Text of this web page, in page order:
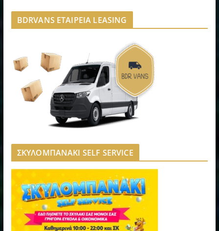
BDRVANS ΕΤΑΙΡΕΙΑ LEASING
ΣΚΥΛΟΜΠΑΝΑΚΙ SELF SERVICE